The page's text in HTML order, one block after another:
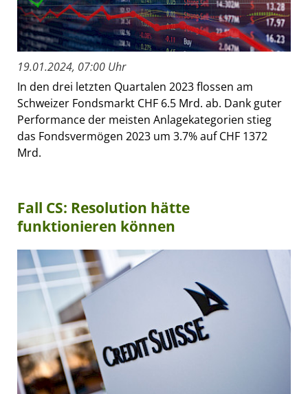
19.01.2024, 07:00 Uhr
In den drei letzten Quartalen 2023 flossen am
Schweizer Fondsmarkt CHF 6.5 Mrd. ab. Dank guter
Performance der meisten Anlagekategorien stieg
das Fondsvermögen 2023 um 3.7% auf CHF 1372
Mrd.
Fall CS: Resolution hätte
funktionieren können